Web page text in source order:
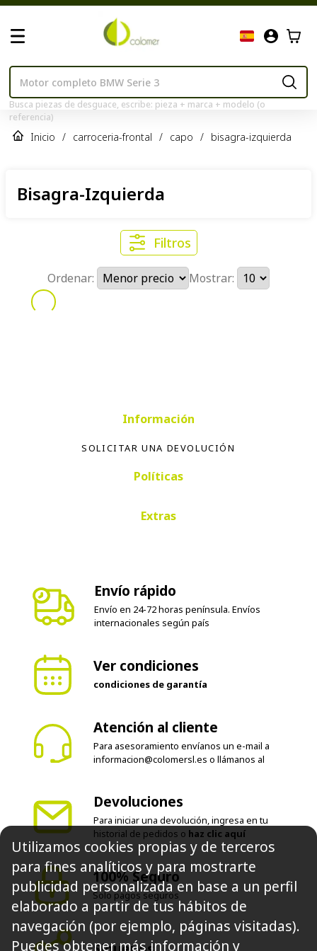
Busca piezas de desguace, escribe: pieza + marca + modelo (o
referencia)
Inicio / carroceria-frontal / capo / bisagra-izquierda
Bisagra-Izquierda
Filtros
Ordenar: Mostrar:
Información
SOLICITAR UNA DEVOLUCIÓN
Políticas
Extras
Envío rápido
Envío en 24-72 horas península. Envíos
internacionales según país
Ver condiciones
condiciones de garantía
Atención al cliente
Para asesoramiento envíanos un e-mail a
informacion@colomersl.es o llámanos al
Devoluciones
Para iniciar una devolución, ingresa en tu
historial de pedidos o haz clic aquí
100% Seguro
Solo pagos seguros
Utilizamos cookies propias y de terceros
para fines analíticos y para mostrarte
publicidad personalizada en base a un perfil
elaborado a partir de tus hábitos de
navegación (por ejemplo, páginas visitadas).
Puedes obtener más información y